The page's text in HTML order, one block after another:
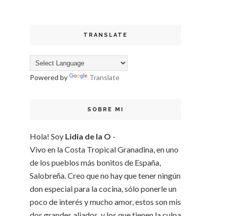
TRANSLATE
Powered by Translate
SOBRE MI
Hola! Soy Lidia de la O -
Vivo en la Costa Tropical Granadina, en uno
de los pueblos más bonitos de España,
Salobreña. Creo que no hay que tener ningún
don especial para la cocina, sólo ponerle un
poco de interés y mucho amor, estos son mis